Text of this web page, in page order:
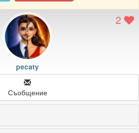
2
pecaty
Съобщение